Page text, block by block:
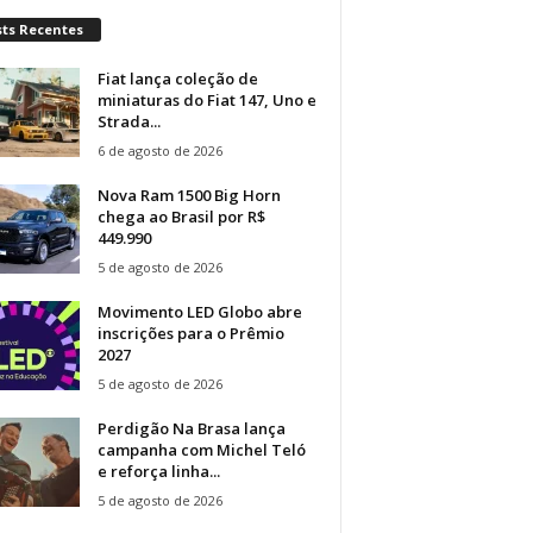
Recentes
Fiat lança coleção de
miniaturas do Fiat 147, Uno e
Strada...
6 de agosto de 2026
Nova Ram 1500 Big Horn
chega ao Brasil por R$
449.990
5 de agosto de 2026
Movimento LED Globo abre
inscrições para o Prêmio
2027
5 de agosto de 2026
Perdigão Na Brasa lança
campanha com Michel Teló
e reforça linha...
5 de agosto de 2026